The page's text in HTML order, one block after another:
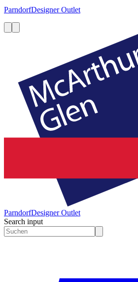
ParndorfDesigner Outlet
ParndorfDesigner Outlet
Search input